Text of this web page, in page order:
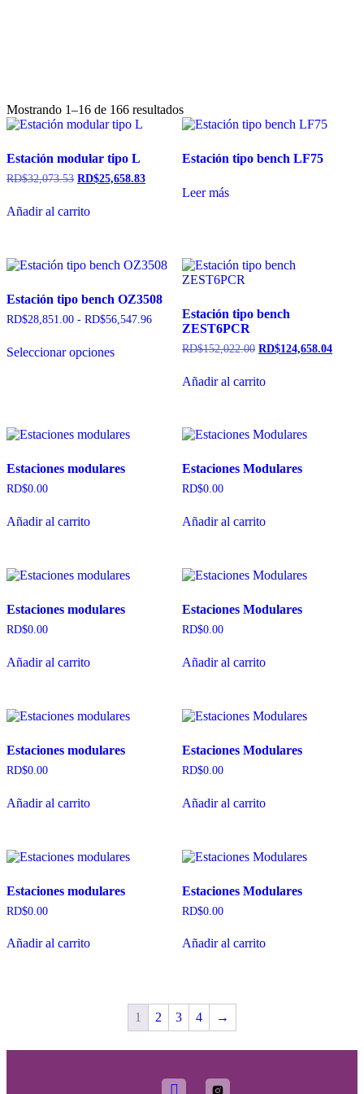
Mostrando 1–16 de 166 resultados
Estación modular tipo L
RD$32,073.53 RD$25,658.83
Añadir al carrito
Estación tipo bench LF75
Leer más
Estación tipo bench OZ3508
RD$28,851.00 - RD$56,547.96
Seleccionar opciones
Estación tipo bench
ZEST6PCR
RD$152,022.00 RD$124,658.04
Añadir al carrito
Estaciones modulares
RD$0.00
Añadir al carrito
Estaciones Modulares
RD$0.00
Añadir al carrito
Estaciones modulares
RD$0.00
Añadir al carrito
Estaciones Modulares
RD$0.00
Añadir al carrito
Estaciones modulares
RD$0.00
Añadir al carrito
Estaciones Modulares
RD$0.00
Añadir al carrito
Estaciones modulares
RD$0.00
Añadir al carrito
Estaciones Modulares
RD$0.00
Añadir al carrito
1 2 3 4 →